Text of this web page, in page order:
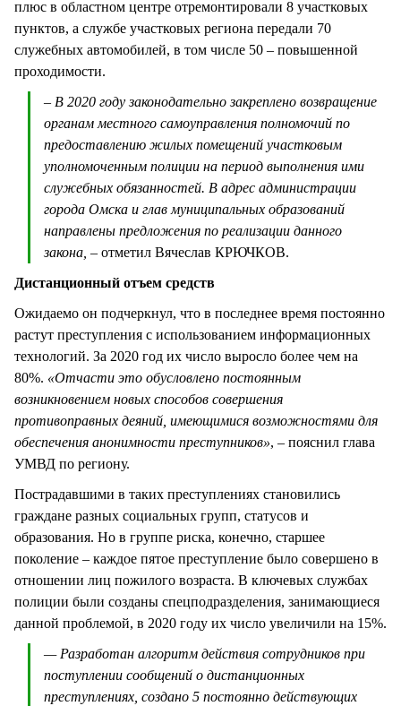
плюс в областном центре отремонтировали 8 участковых
пунктов, а службе участковых региона передали 70
служебных автомобилей, в том числе 50 – повышенной
проходимости.
– В 2020 году законодательно закреплено возвращение
органам местного самоуправления полномочий по
предоставлению жилых помещений участковым
уполномоченным полиции на период выполнения ими
служебных обязанностей. В адрес администрации
города Омска и глав муниципальных образований
направлены предложения по реализации данного
закона, – отметил Вячеслав КРЮЧКОВ.
Дистанционный отъем средств
Ожидаемо он подчеркнул, что в последнее время постоянно
растут преступления с использованием информационных
технологий. За 2020 год их число выросло более чем на
80%. «Отчасти это обусловлено постоянным
возникновением новых способов совершения
противоправных деяний, имеющимися возможностями для
обеспечения анонимности преступников», – пояснил глава
УМВД по региону.
Пострадавшими в таких преступлениях становились
граждане разных социальных групп, статусов и
образования. Но в группе риска, конечно, старшее
поколение – каждое пятое преступление было совершено в
отношении лиц пожилого возраста. В ключевых службах
полиции были созданы спецподразделения, занимающиеся
данной проблемой, в 2020 году их число увеличили на 15%.
— Разработан алгоритм действия сотрудников при
поступлении сообщений о дистанционных
преступлениях, создано 5 постоянно действующих